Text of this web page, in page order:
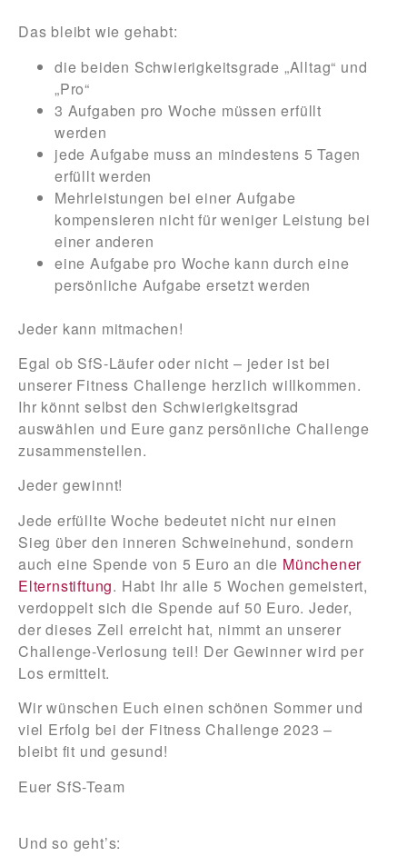
Das bleibt wie gehabt:
die beiden Schwierigkeitsgrade „Alltag“ und
„Pro“
3 Aufgaben pro Woche müssen erfüllt
werden
jede Aufgabe muss an mindestens 5 Tagen
erfüllt werden
Mehrleistungen bei einer Aufgabe
kompensieren nicht für weniger Leistung bei
einer anderen
eine Aufgabe pro Woche kann durch eine
persönliche Aufgabe ersetzt werden
Jeder kann mitmachen!
Egal ob SfS-Läufer oder nicht – jeder ist bei
unserer Fitness Challenge herzlich willkommen.
Ihr könnt selbst den Schwierigkeitsgrad
auswählen und Eure ganz persönliche Challenge
zusammenstellen.
Jeder gewinnt!
Jede erfüllte Woche bedeutet nicht nur einen
Sieg über den inneren Schweinehund, sondern
auch eine Spende von 5 Euro an die Münchener
Elternstiftung. Habt Ihr alle 5 Wochen gemeistert,
verdoppelt sich die Spende auf 50 Euro. Jeder,
der dieses Zeil erreicht hat, nimmt an unserer
Challenge-Verlosung teil! Der Gewinner wird per
Los ermittelt.
Wir wünschen Euch einen schönen Sommer und
viel Erfolg bei der Fitness Challenge 2023 –
bleibt fit und gesund!
Euer SfS-Team
Und so geht’s: